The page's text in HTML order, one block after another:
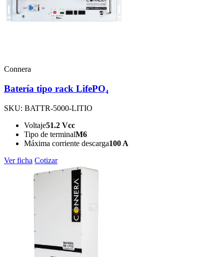
Connera
Batería tipo rack LifePO₄
SKU: BATTR-5000-LITIO
Voltaje51.2 Vcc
Tipo de terminalM6
Máxima corriente descarga100 A
Ver ficha Cotizar